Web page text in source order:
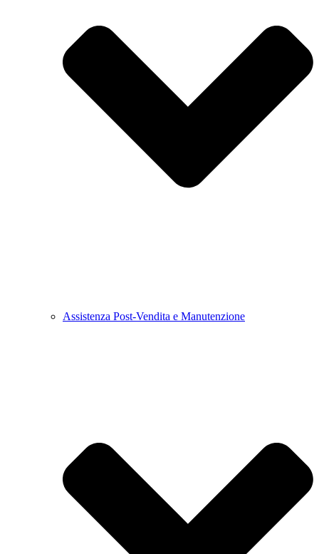
Assistenza Post-Vendita e Manutenzione